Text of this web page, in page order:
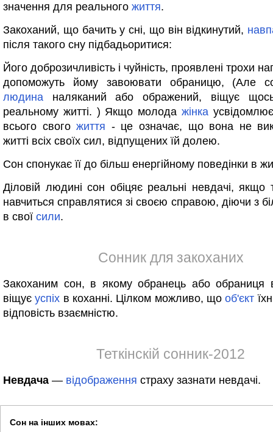
значення для реального життя.
Закоханий, що бачить у сні, що він відкинутий,
після такого сну підбадьоритися:
Його доброзичливість і чуйність, проявлені трохи
допоможуть йому завоювати обраницю, (Але
людина наляканий або ображений, віщує
реальному житті. ) Якщо молода жінка
всього свогожиття - це означає, що вона не
житті всіх своїх сил, відпущених їй долею.
Сон спонукає її до більш енергійному поведінки в
Діловій людині сон обіцяє реальні невдачі, якщо
навчиться справлятися зі своєю справою, діючи з
в свої сили.
Сонник для закоханих
Закоханим сон, в якому обранець або обраниця
віщуєуспіх в коханні. Цілком можливо, щооб'єкт
відповість взаємністю.
Теткінскій сонник-2012
Невдача — відображення страху зазнати невдачі.
Сон на інших мовах: